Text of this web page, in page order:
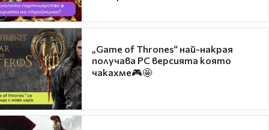
„Game of Thrones“ най-накрая
получава PC версията която
чакахме🎮🤩